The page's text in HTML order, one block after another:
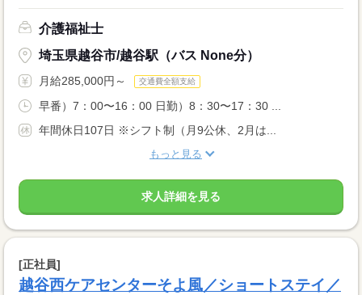
介護福祉士
埼玉県越谷市/越谷駅（バス None分）
月給285,000円～ 交通費全額支給
早番）7：00〜16：00 日勤）8：30〜17：30 ...
年間休日107日 ※シフト制（月9公休、2月は...
もっと見る
求人詳細を見る
[正社員]
越谷西ケアセンターそよ風／ショートステイ／